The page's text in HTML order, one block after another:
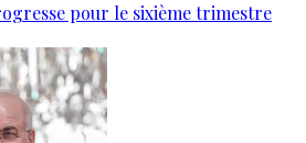
pour le sixième trimestre